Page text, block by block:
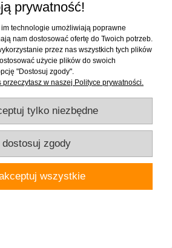
stopnica 59,8x29,8 cm -
Gat. I
prywatność!
technologie umożliwiają poprawne
nam dostosować ofertę do Twoich potrzeb.
przez nas wszystkich tych plików
użycie plików do swoich
"Dostosuj zgody".
w naszej Polityce prywatności.
tylko niezbędne
dostosuj zgody
wszystkie